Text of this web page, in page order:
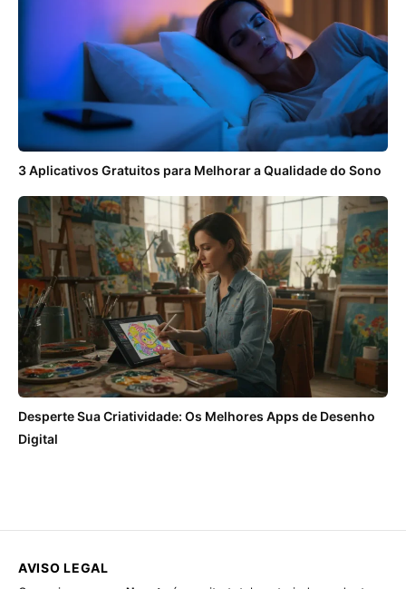
3 Aplicativos Gratuitos para Melhorar a Qualidade do Sono
Desperte Sua Criatividade: Os Melhores Apps de Desenho
Digital
AVISO LEGAL